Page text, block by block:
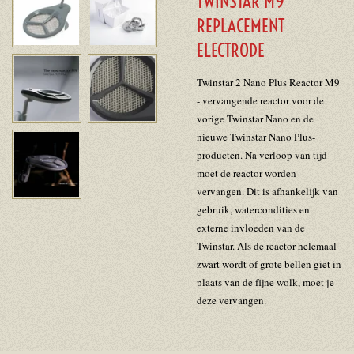
REPLACEMENT
ELECTRODE
Twinstar 2 Nano Plus Reactor M9
- vervangende reactor voor de
vorige Twinstar Nano en de
nieuwe Twinstar Nano Plus-
producten. Na verloop van tijd
moet de reactor worden
vervangen. Dit is afhankelijk van
gebruik, watercondities en
externe invloeden van de
Twinstar. Als de reactor helemaal
zwart wordt of grote bellen giet in
plaats van de fijne wolk, moet je
deze vervangen.